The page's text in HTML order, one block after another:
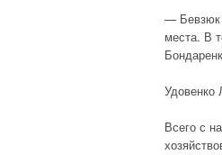
— Бевзюк
места. В
Удовенко
Всего с